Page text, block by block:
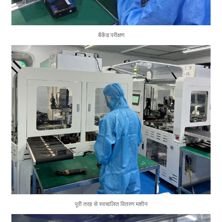
बैकेंड परीक्षण
पूरी तरह से स्वचालित वितरण मशीन